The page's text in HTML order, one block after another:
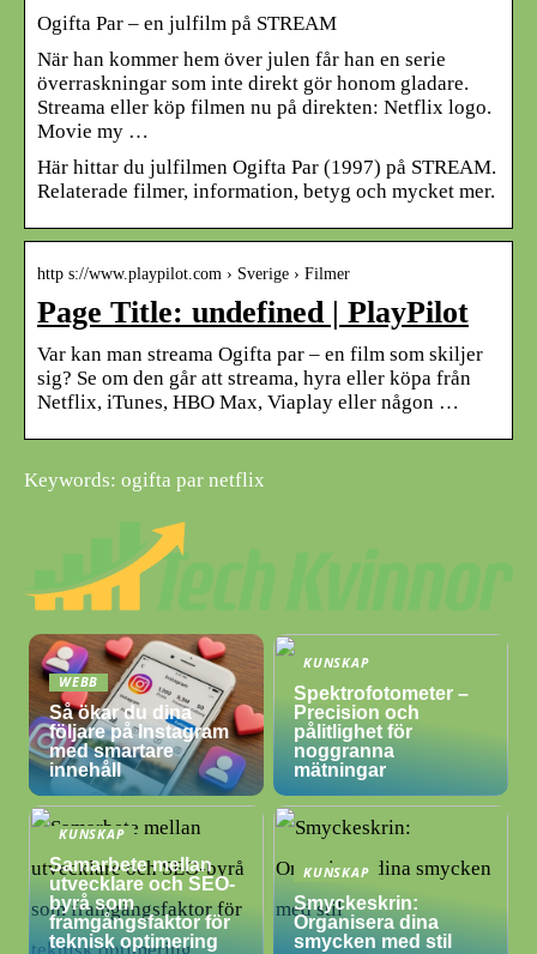
Ogifta Par – en julfilm på STREAM
När han kommer hem över julen får han en serie
överraskningar som inte direkt gör honom gladare.
Streama eller köp filmen nu på direkten: Netflix logo.
Movie my …
Här hittar du julfilmen Ogifta Par (1997) på STREAM.
Relaterade filmer, information, betyg och mycket mer.
http s://www.playpilot.com › Sverige › Filmer
Page Title: undefined | PlayPilot
Var kan man streama Ogifta par – en film som skiljer
sig? Se om den går att streama, hyra eller köpa från
Netflix, iTunes, HBO Max, Viaplay eller någon …
Keywords: ogifta par netflix
WEBB
Så ökar du dina
följare på Instagram
med smartare
innehåll
KUNSKAP
Spektrofotometer –
Precision och
pålitlighet för
noggranna
mätningar
KUNSKAP
Samarbete mellan
utvecklare och SEO-
byrå som
framgångsfaktor för
teknisk optimering
KUNSKAP
Smyckeskrin:
Organisera dina
smycken med stil